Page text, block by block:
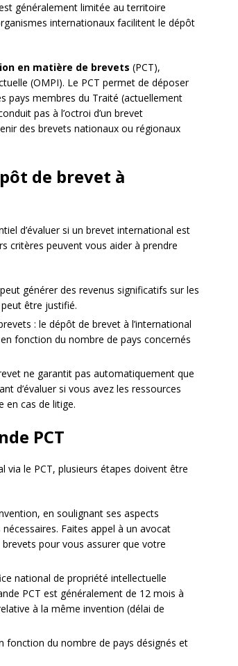
généralement limitée au territoire
internationaux facilitent le dépôt
en matière de brevets (PCT),
(OMPI). Le PCT permet de déposer
pays membres du Traité (actuellement
pas à l’octroi d’un brevet
des brevets nationaux ou régionaux
de brevet à
d’évaluer si un brevet international est
critères peuvent vous aider à prendre
générer des revenus significatifs sur les
être justifié.
: le dépôt de brevet à l’international
fonction du nombre de pays concernés
ne garantit pas automatiquement que
d’évaluer si vous avez les ressources
en cas de litige.
PCT
via le PCT, plusieurs étapes doivent être
en soulignant ses aspects
Faites appel à un avocat
pour vous assurer que votre
national de propriété intellectuelle
PCT est généralement de 12 mois à
à la même invention (délai de
fonction du nombre de pays désignés et